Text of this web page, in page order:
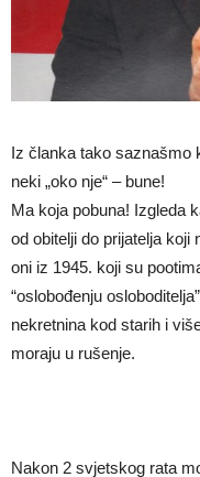
Iz članka tako saznašmo
neki „oko nje“ – bune!
Ma koja pobuna! Izgleda
od obitelji do prijatelja
oni iz 1945. koji su
“oslobođenju
nekretnina kod starih i
moraju u rušenje.
Nakon 2 svjetskog rata